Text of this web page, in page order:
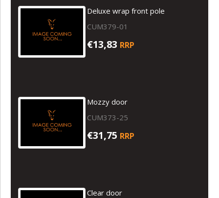
Deluxe wrap front pole
CUM379-01
€13,83 RRP
Mozzy door
CUM373-25
€31,75 RRP
Clear door